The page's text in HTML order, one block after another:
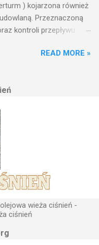
) kojarzona również
Przeznaczoną
kontroli przepływu
ciśnień jest obiektem
zaplanowanej dla
zwiększanie ciśnienia
wieży ciśnień Cechą
ciśnień jest wyszukanie
obiektu.
musi zostać
wzniesieniu. Ponieważ
ciśnień musi być
znajdujące się u
READ MORE »
wieża ciśnień -
ciśnień